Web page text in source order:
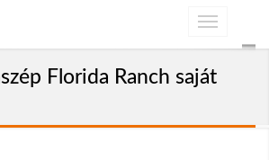
Florida Ranch saját